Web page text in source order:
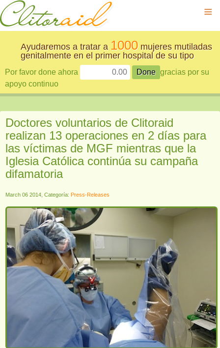
≡
Ayudaremos a tratar a 1000mujeres mutiladas
genitalmente en el primer hospital de su tipo
Por favor done ahora
gracias por su
apoyo continuo
Doctores voluntarios de Clitoraid
realizan 13 operaciones en 2 días para
las víctimas de MGF mientras que la
Iglesia Católica continúa su campaña
difamatoria
March 06 2014, Categoría: Press-Releases